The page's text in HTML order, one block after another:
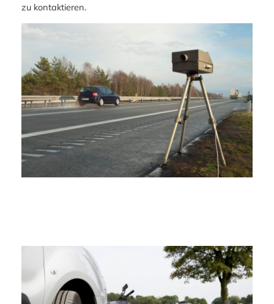
zu kontaktieren.